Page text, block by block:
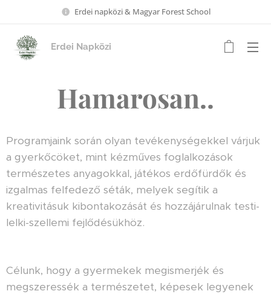
Erdei napközi & Magyar Forest School
Erdei Napközi
Hamarosan..
Programjaink során olyan tevékenységekkel várjuk
a gyerkőcöket, mint kézműves foglalkozások
természetes anyagokkal, játékos erdőfürdők és
izgalmas felfedező séták, melyek segítik a
kreativitásuk kibontakozását és hozzájárulnak testi-
lelki-szellemi fejlődésükhöz.
Célunk, hogy a gyermekek megismerjék és
megszeressék a természetet, képesek legyenek